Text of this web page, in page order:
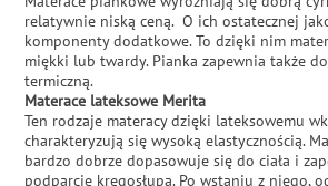
relatywnie niską ceną. O ich ostatecznej
komponenty dodatkowe. To dzięki nim
miękki lub twardy. Pianka zapewnia także
termiczną.
Materace lateksowe Merita
Ten rodzaje materacy dzięki lateksowemu
charakteryzują się wysoką elastycznością.
bardzo dobrze dopasowuje się do ciała i
podparcie kręgosłupa. Po wstaniu z niego,